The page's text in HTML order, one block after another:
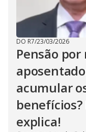
DO R7/23/03/2026
Pensão
acumular
explica!